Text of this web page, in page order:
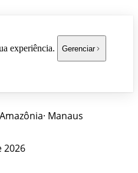
experiência. Gerenciar
· Manaus
2026